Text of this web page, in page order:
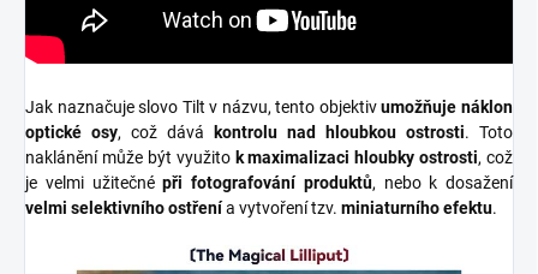
Jak naznačuje slovo Tilt v názvu, tento objektivumožňuje náklon
optické osy, což dává kontrolu nad hloubkou ostrosti. Toto
naklánění může být využito k maximalizaci hloubky ostrosti, což
je velmi užitečnépři fotografování produktů, nebo k dosažení
velmi selektivního ostřenía vytvoření tzv. miniaturního efektu.